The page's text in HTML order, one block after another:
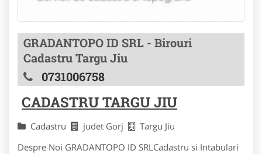
GRADANTOPO ID SRL - Birouri
Cadastru Targu Jiu
0731006758
CADASTRU TARGU JIU
Cadastru judet Gorj
Targu Jiu
Despre Noi GRADANTOPO ID SRLCadastru si Intabulari